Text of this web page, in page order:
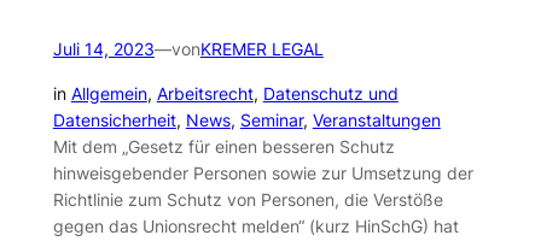
Juli 14, 2023—vonKREMER LEGAL
in Allgemein, Arbeitsrecht, Datenschutz und
Datensicherheit, News, Seminar, Veranstaltungen
Mit dem „Gesetz für einen besseren Schutz
hinweisgebender Personen sowie zur Umsetzung der
Richtlinie zum Schutz von Personen, die Verstöße
gegen das Unionsrecht melden“ (kurz HinSchG) hat